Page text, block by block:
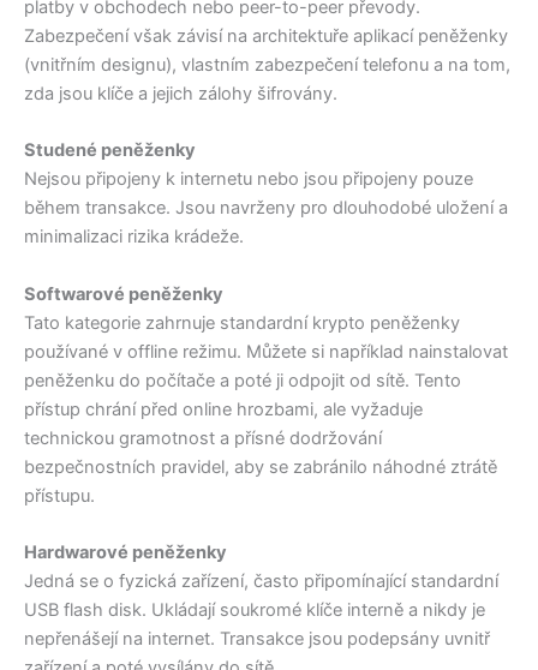
platby v obchodech nebo peer-to-peer převody.
Zabezpečení však závisí na architektuře aplikací peněženky
(vnitřním designu), vlastním zabezpečení telefonu a na tom,
zda jsou klíče a jejich zálohy šifrovány.
Studené peněženky
Nejsou připojeny k internetu nebo jsou připojeny pouze
během transakce. Jsou navrženy pro dlouhodobé uložení a
minimalizaci rizika krádeže.
Softwarové peněženky
Tato kategorie zahrnuje standardní krypto peněženky
používané v offline režimu. Můžete si například nainstalovat
peněženku do počítače a poté ji odpojit od sítě. Tento
přístup chrání před online hrozbami, ale vyžaduje
technickou gramotnost a přísné dodržování
bezpečnostních pravidel, aby se zabránilo náhodné ztrátě
přístupu.
Hardwarové peněženky
Jedná se o fyzická zařízení, často připomínající standardní
USB flash disk. Ukládají soukromé klíče interně a nikdy je
nepřenášejí na internet. Transakce jsou podepsány uvnitř